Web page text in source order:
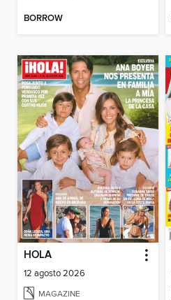
BORROW
HOLA
12 agosto 2026
MAGAZINE